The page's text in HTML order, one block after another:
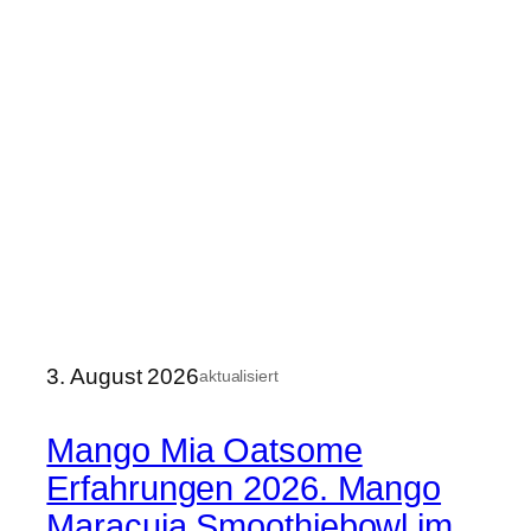
3. August 2026aktualisiert
Mango Mia Oatsome
Erfahrungen 2026. Mango